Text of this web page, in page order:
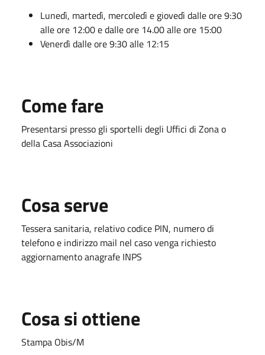
Lunedì, martedì, mercoledì e giovedì dalle ore 9:30
alle ore 12:00 e dalle ore 14.00 alle ore 15:00
Venerdì dalle ore 9:30 alle 12:15
Come fare
Presentarsi presso gli sportelli degli Uffici di Zona o
della Casa Associazioni
Cosa serve
Tessera sanitaria, relativo codice PIN, numero di
telefono e indirizzo mail nel caso venga richiesto
aggiornamento anagrafe INPS
Cosa si ottiene
Stampa Obis/M